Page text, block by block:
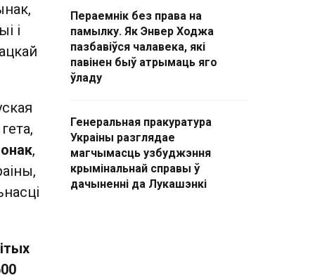
і
,
Пераемнік без права на
памылку. Як Энвер Ходжа
пазбавіўся чалавека, які
павінен быў атрымаць яго
ўладу
Генеральная пракуратура
Украіны разглядае
магчымасць узбуджэння
крымінальнай справы ў
дачыненні да Лукашэнкі